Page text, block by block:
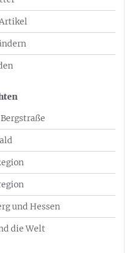
und Hessen
die Welt